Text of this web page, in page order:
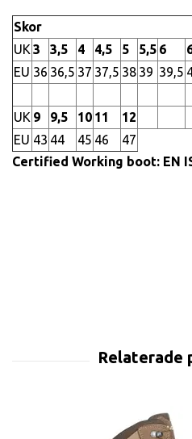
Skor
UK 3 3,5 4 4,5 5 5,5 6
EU 36 36,5 37 37,5 38 39 39,5
UK 9 9,5 10 11
12
EU 43 44 45 46
47
Certified Working boot: EN